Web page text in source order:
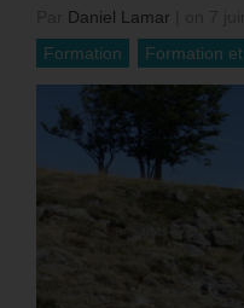
Daniel Lamar
Formation
Formation